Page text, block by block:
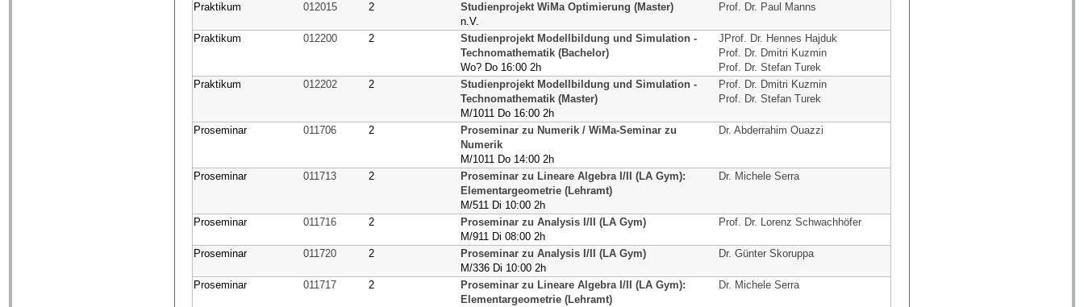
Praktikum 012015 2
Studienprojekt WiMa Optimierung (Master)
n.V.
Prof. Dr. Paul Manns
Praktikum 012200 2
Studienprojekt Modellbildung und Simulation -
Technomathematik (Bachelor)
Wo? Do 16:00 2h
JProf. Dr. Hennes Hajduk
Prof. Dr. Dmitri Kuzmin
Prof. Dr. Stefan Turek
Praktikum
012202 2
Studienprojekt Modellbildung und Simulation -
Technomathematik (Master)
M/1011 Do 16:00 2h
Prof. Dr. Dmitri Kuzmin
Prof. Dr. Stefan Turek
Proseminar 011706 2
Proseminar zu Numerik / WiMa-Seminar zu
Numerik
M/1011 Do 14:00 2h
Dr. Abderrahim Ouazzi
Proseminar 011713 2
Proseminar zu Lineare Algebra I/II (LA Gym):
Elementargeometrie (Lehramt)
M/511 Di 10:00 2h
Dr. Michele Serra
Proseminar 011716 2
Proseminar zu Analysis I/II (LA Gym)
M/911 Di 08:00 2h
Prof. Dr. Lorenz Schwachhöfer
Proseminar 011720 2
Proseminar zu Analysis I/II (LA Gym)
M/336 Di 10:00 2h
Dr. Günter Skoruppa
Proseminar 011717 2
Proseminar zu Lineare Algebra I/II (LA Gym):
Elementargeometrie (Lehramt)
Dr. Michele Serra